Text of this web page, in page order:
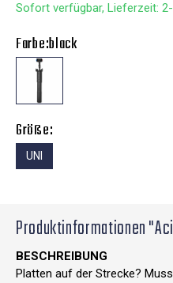
Sofort verfügbar, Lieferzeit:
Farbe:black
Größe:
UNI
Produktinformationen
BESCHREIBUNG
Platten auf der Strecke?